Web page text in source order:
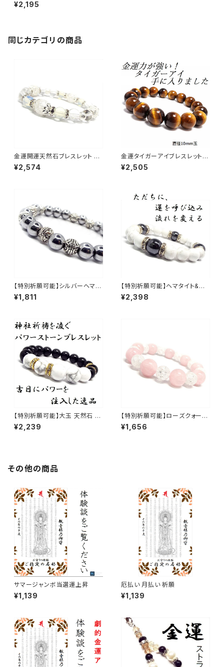
運開運。 NS_B1-58_418【お届
¥2,195
同じカテゴリの商品
金運開運天然石ブレスレット ク
ラック水晶 オパールパワースト
ーンNS_D5-17_585【お届まで
¥2,574
金運タイガーアイブレスレット
パワーストーン NS_B1-45
¥2,505
【特別祈願可能】シルバーヘマタ
イトパワーストーン NS_DB006
9_352【お届まで3〜14日】
¥1,811
【特別祈願可能】ヘマタイト&ホ
ワイトターコイズパワーストーン
ブレスレット NS_D5-51_517
¥2,398
【特別祈願可能】大玉 天然石 オ
ニキス ホワイトターコイズパワ
ーストーンブレスレット NS_D5
¥2,239
【特別祈願可能】ローズクォーツ
クラック水晶パワーストーンブレ
スレット_NS_D5-41_480【お届
¥1,656
その他の商品
サマージャンボ当選運上昇
¥1,139
厄払い 月払い 祈願
¥1,139